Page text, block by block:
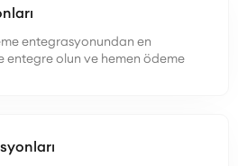
entegrasyonundan en
entegre olun ve hemen ödeme